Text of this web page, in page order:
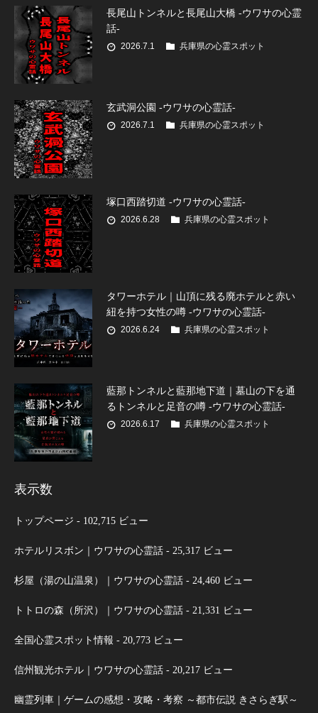
長尾山トンネルと長尾山大橋 -ウワサの心霊
話-
2026.7.1 兵庫県の心霊スポット
玄武洞公園 -ウワサの心霊話-
2026.7.1 兵庫県の心霊スポット
塚口西踏切道 -ウワサの心霊話-
2026.6.28 兵庫県の心霊スポット
タワーホテル｜山頂に残る廃ホテルと赤い
紐を持つ女性の噂 -ウワサの心霊話-
2026.6.24 兵庫県の心霊スポット
藍那トンネルと藍那地下道｜墓山の下を通
るトンネルと足音の噂 -ウワサの心霊話-
2026.6.17 兵庫県の心霊スポット
表示数
トップページ - 102,715 ビュー
ホテルリスボン｜ウワサの心霊話 - 25,317 ビュー
杉屋（湯の山温泉）｜ウワサの心霊話 - 24,460 ビュー
トトロの森（所沢）｜ウワサの心霊話 - 21,331 ビュー
全国心霊スポット情報 - 20,773 ビュー
信州観光ホテル｜ウワサの心霊話 - 20,217 ビュー
幽霊列車｜ゲームの感想・攻略・考察 ～都市伝説 きさらぎ駅～